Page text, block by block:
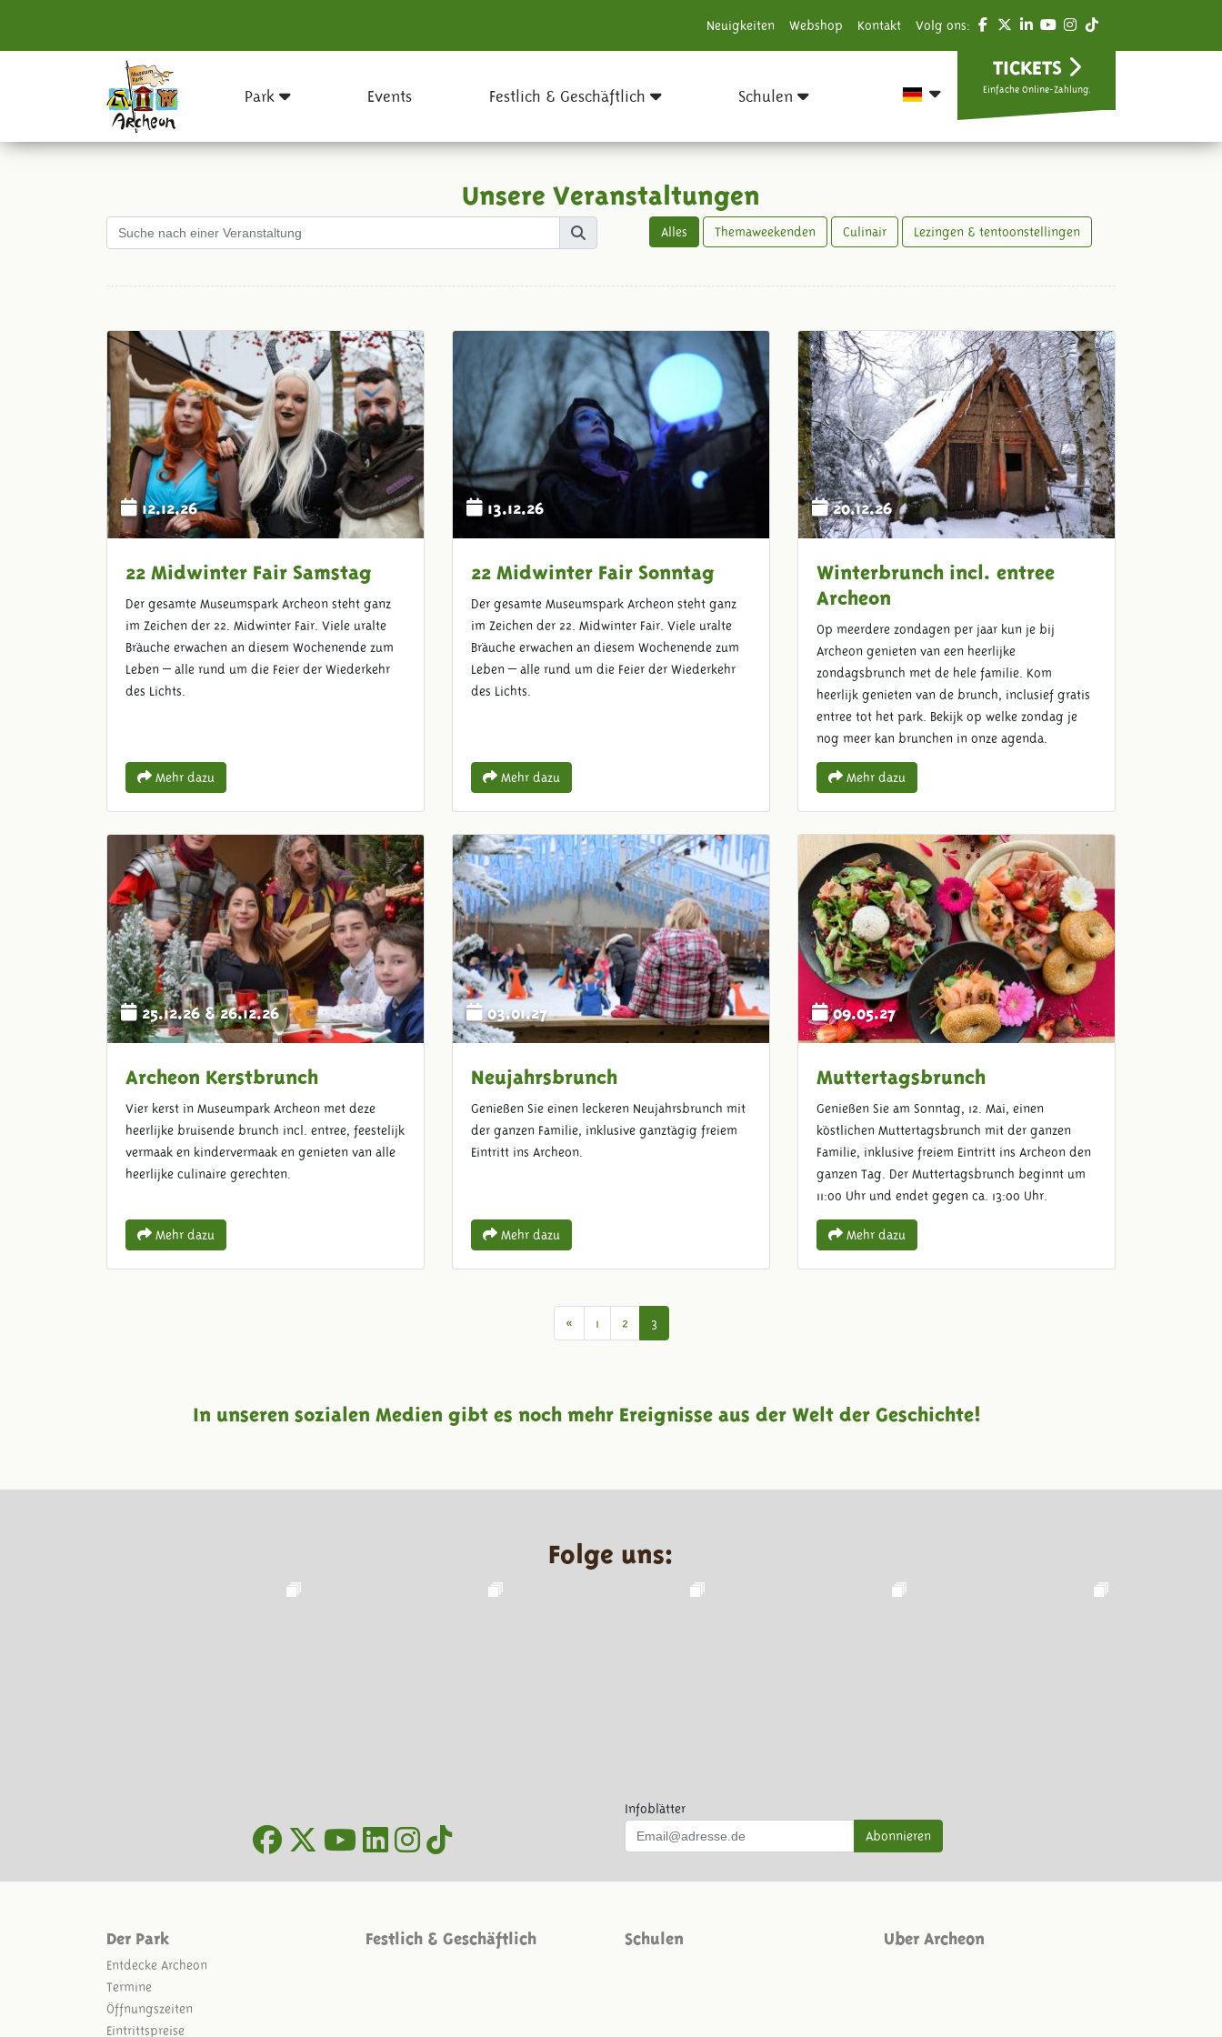
Neuigkeiten Webshop Kontakt Volg ons:
Park Events Festlich & Geschäftlich Schulen
TICKETS
Einfache Online-Zahlung.
Unsere Veranstaltungen
Alles Themaweekenden Culinair Lezingen & tentoonstellingen
12.12.26
22 Midwinter Fair Samstag
Der gesamte Museumspark Archeon steht ganz
im Zeichen der 22. Midwinter Fair. Viele uralte
Bräuche erwachen an diesem Wochenende zum
Leben – alle rund um die Feier der Wiederkehr
des Lichts.
Mehr dazu
13.12.26
22 Midwinter Fair Sonntag
Der gesamte Museumspark Archeon steht ganz
im Zeichen der 22. Midwinter Fair. Viele uralte
Bräuche erwachen an diesem Wochenende zum
Leben – alle rund um die Feier der Wiederkehr
des Lichts.
Mehr dazu
20.12.26
Winterbrunch incl. entree
Archeon
Op meerdere zondagen per jaar kun je bij
Archeon genieten van een heerlijke
zondagsbrunch met de hele familie. Kom
heerlijk genieten van de brunch, inclusief gratis
entree tot het park. Bekijk op welke zondag je
nog meer kan brunchen in onze agenda.
Mehr dazu
25.12.26 & 26.12.26
Archeon Kerstbrunch
Vier kerst in Museumpark Archeon met deze
heerlijke bruisende brunch incl. entree, feestelijk
vermaak en kindervermaak en genieten van alle
heerlijke culinaire gerechten.
Mehr dazu
03.01.27
Neujahrsbrunch
Genießen Sie einen leckeren Neujahrsbrunch mit
der ganzen Familie, inklusive ganztägig freiem
Eintritt ins Archeon.
Mehr dazu
09.05.27
Muttertagsbrunch
Genießen Sie am Sonntag, 12. Mai, einen
köstlichen Muttertagsbrunch mit der ganzen
Familie, inklusive freiem Eintritt ins Archeon den
ganzen Tag. Der Muttertagsbrunch beginnt um
11:00 Uhr und endet gegen ca. 13:00 Uhr.
Mehr dazu
«Vorige
1 2 3
In unseren sozialen Medien gibt es noch mehr Ereignisse aus der Welt der Geschichte!
Folge uns:
Infoblätter
Abonnieren
Der Park
Entdecke Archeon
Termine
Öffnungszeiten
Eintrittspreise
Festlich & Geschäftlich Schulen Uber Archeon